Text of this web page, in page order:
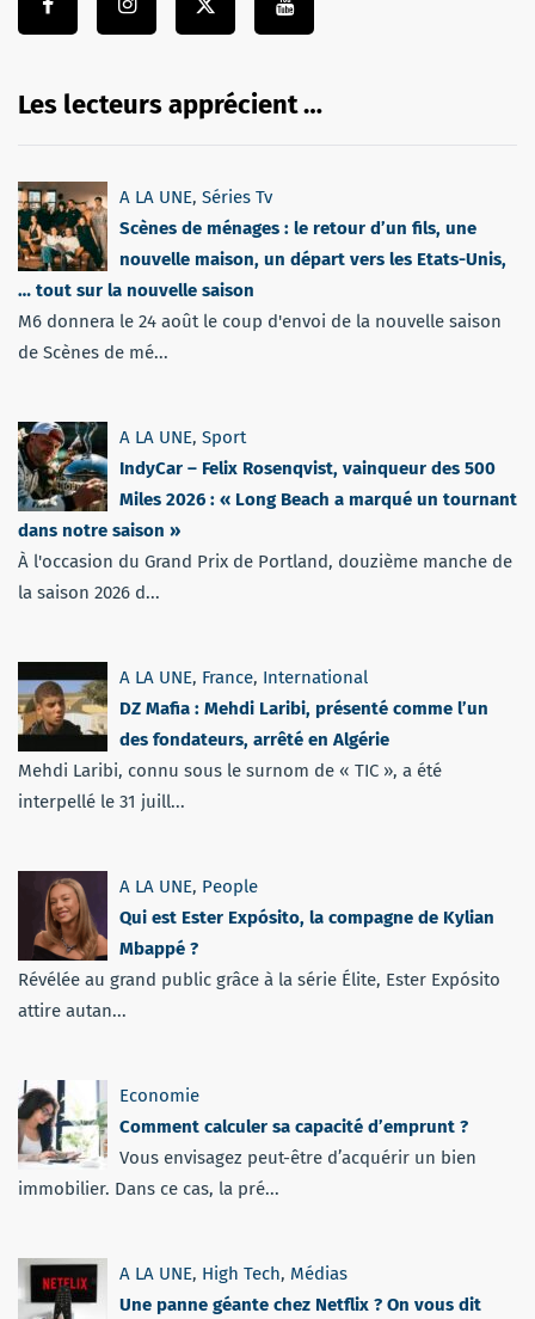
Les lecteurs apprécient …
A LA UNE, Séries Tv
Scènes de ménages : le retour d’un fils, une
nouvelle maison, un départ vers les Etats-Unis,
… tout sur la nouvelle saison
M6 donnera le 24 août le coup d'envoi de la nouvelle saison
de Scènes de mé...
A LA UNE, Sport
IndyCar – Felix Rosenqvist, vainqueur des 500
Miles 2026 : « Long Beach a marqué un tournant
dans notre saison »
À l'occasion du Grand Prix de Portland, douzième manche de
la saison 2026 d...
A LA UNE, France, International
DZ Mafia : Mehdi Laribi, présenté comme l’un
des fondateurs, arrêté en Algérie
Mehdi Laribi, connu sous le surnom de « TIC », a été
interpellé le 31 juill...
A LA UNE, People
Qui est Ester Expósito, la compagne de Kylian
Mbappé ?
Révélée au grand public grâce à la série Élite, Ester Expósito
attire autan...
Economie
Comment calculer sa capacité d’emprunt ?
Vous envisagez peut-être d’acquérir un bien
immobilier. Dans ce cas, la pré...
A LA UNE, High Tech, Médias
Une panne géante chez Netflix ? On vous dit